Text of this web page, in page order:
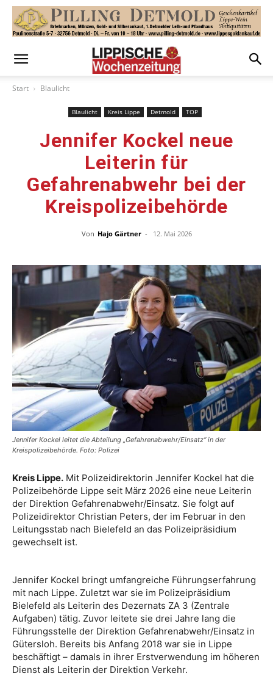
Start Blaulicht
Blaulicht Kreis Lippe Detmold TOP
Jennifer Kockel neue
Leiterin für
Gefahrenabwehr bei der
Kreispolizeibehörde
Von Hajo Gärtner - 12. Mai 2026
Jennifer Kockel leitet die Abteilung „Gefahrenabwehr/Einsatz“ in der
Kreispolizeibehörde. Foto: Polizei
Kreis Lippe. Mit Polizeidirektorin Jennifer Kockel hat die
Polizeibehörde Lippe seit März 2026 eine neue Leiterin
der Direktion Gefahrenabwehr/Einsatz. Sie folgt auf
Polizeidirektor Christian Peters, der im Februar in den
Leitungsstab nach Bielefeld an das Polizeipräsidium
gewechselt ist.
Jennifer Kockel bringt umfangreiche Führungserfahrung
mit nach Lippe. Zuletzt war sie im Polizeipräsidium
Bielefeld als Leiterin des Dezernats ZA 3 (Zentrale
Aufgaben) tätig. Zuvor leitete sie drei Jahre lang die
Führungsstelle der Direktion Gefahrenabwehr/Einsatz in
Gütersloh. Bereits bis Anfang 2018 war sie in Lippe
beschäftigt – damals in ihrer Erstverwendung im höheren
Dienst als Leiterin der Direktion Verkehr.